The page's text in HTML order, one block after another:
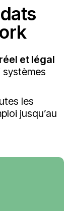
et légal
systèmes
les
jusqu’au